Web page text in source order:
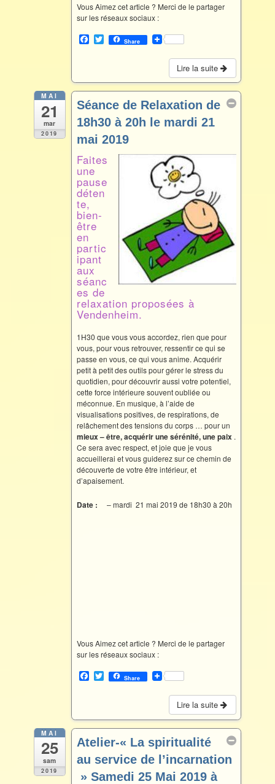
Vous Aimez cet article ? Merci de le partager
sur les réseaux sociaux :
F
a
o
o
k
T
w
e
Share
Lire la suite
MAI
21
mar
2019
Séance de Relaxation de
18h30 à 20h le mardi 21
mai 2019
Faites
une
pause
déten
te,
bien-
être
en
partic
ipant
aux
séanc
es de
relaxation proposées à
Vendenheim.
1H30 que vous vous accordez, rien que pour
vous, pour vous retrouver, ressentir ce qui se
passe en vous, ce qui vous anime. Acquérir
petit à petit des outils pour gérer le stress du
quotidien, pour découvrir aussi votre potentiel,
cette force intérieure souvent oubliée ou
méconnue. En musique, à l’aide de
visualisations positives, de respirations, de
relâchement des tensions du corps … pour un
mieux –être, acquérir une sérénité, une paix .
Ce sera avec respect, et joie que je vous
accueillerai et vous guiderez sur ce chemin de
découverte de votre être intérieur, et
d’apaisement.
Date : – mardi 21 mai 2019 de 18h30 à 20h
Vous Aimez cet article ? Merci de le partager
sur les réseaux sociaux :
F
a
o
k
T
w
e
Share
Lire la suite
MAI
25
sam
2019
Atelier-« La spiritualité
au service de l’incarnation
» Samedi 25 Mai 2019 à